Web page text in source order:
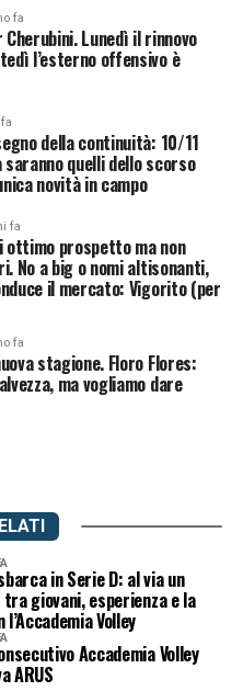
fa
Lunedì il rinnovo
l’esterno offensivo è
della continuità: 10/11
quelli dello scorso
novità in campo
fa
ottimo prospetto ma non
No a big o nomi altisonanti,
il mercato: Vigorito (per
fa
stagione. Floro Flores:
ma vogliamo dare
in Serie D: al via un
giovani, esperienza e la
Volley
Accademia Volley
ARUS